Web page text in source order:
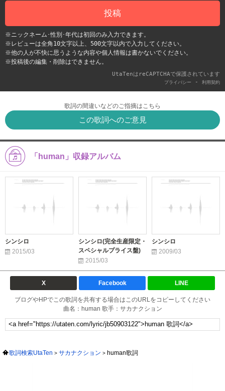
投稿
※ニックネーム･性別･年代は初回のみ入力できます。
※レビューは全角10文字以上、500文字以内で入力してください。
※他の人が不快に思うような内容や個人情報は書かないでください。
※投稿後の編集・削除はできません。
UtaTenはreCAPTCHAで保護されています
プライバシー - 利用契約
歌詞の間違いなどのご指摘はこちら
この歌詞へのご意見
「human」収録アルバム
シンシロ
2015/03
シンシロ(完全生産限定・
スペシャルプライス盤)
2015/03
シンシロ
2009/03
X Facebook LINE
ブログやHPでこの歌詞を共有する場合はこのURLをコピーしてください
曲名：human 歌手：サカナクション
歌詞検索UtaTen サカナクション human歌詞